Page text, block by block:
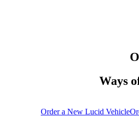
Ways
Order a New Lucid Vehicle